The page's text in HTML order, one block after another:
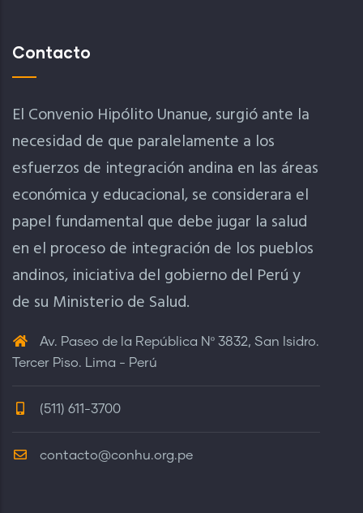
Contacto
El Convenio Hipólito Unanue, surgió ante la
necesidad de que paralelamente a los
esfuerzos de integración andina en las áreas
económica y educacional, se considerara el
papel fundamental que debe jugar la salud
en el proceso de integración de los pueblos
andinos, iniciativa del gobierno del Perú y
de su Ministerio de Salud.
Av. Paseo de la República Nº 3832, San Isidro.
Tercer Piso. Lima - Perú
(511) 611-3700
contacto@conhu.org.pe